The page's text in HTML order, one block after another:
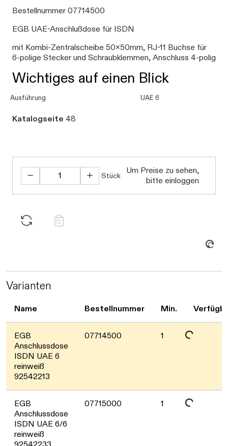
Bestellnummer 07714500
EGB UAE-Anschlußdose für ISDN
mit Kombi-Zentralscheibe 50x50mm, RJ-11 Buchse für
6-polige Stecker und Schraubklemmen, Anschluss 4-polig
Wichtiges auf einen Blick
Ausführung UAE 6
Katalogseite 48
Stück
Um Preise zu sehen,
bitte einloggen
Daten werden geladen. Bitte warten...
Varianten
Name Bestellnummer Min.
EGB
Anschlussdose
ISDN UAE 6
reinweiß
92542213
07714500 1
Daten werden geladen. Bitte warten...
EGB
Anschlussdose
ISDN UAE 6/6
reinweiß
07715000 1